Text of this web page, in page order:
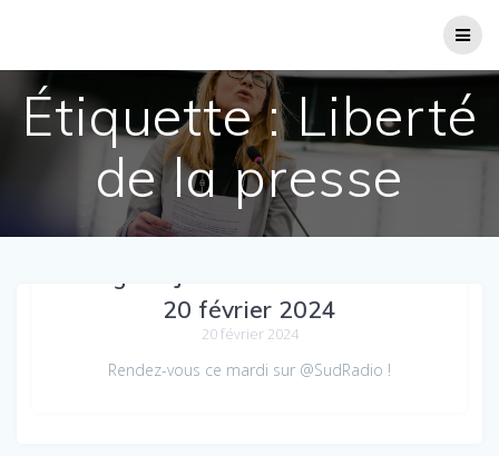
Étiquette :Liberté
de la presse
20 février 2024
20 février 2024
Rendez-vous ce mardi sur @SudRadio !